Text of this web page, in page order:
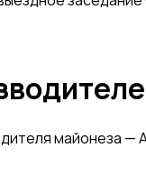
майонеза